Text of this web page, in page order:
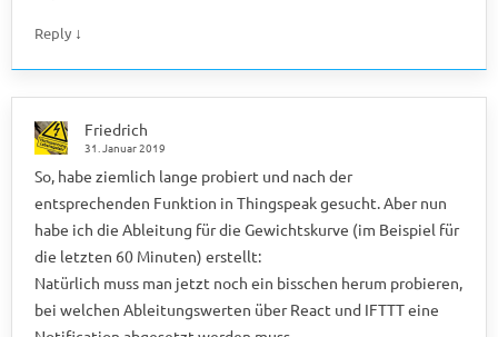
Reply ↓
Friedrich
31. Januar 2019
So, habe ziemlich lange probiert und nach der
entsprechenden Funktion in Thingspeak gesucht. Aber nun
habe ich die Ableitung für die Gewichtskurve (im Beispiel für
die letzten 60 Minuten) erstellt:
Natürlich muss man jetzt noch ein bisschen herum probieren,
bei welchen Ableitungswerten über React und IFTTT eine